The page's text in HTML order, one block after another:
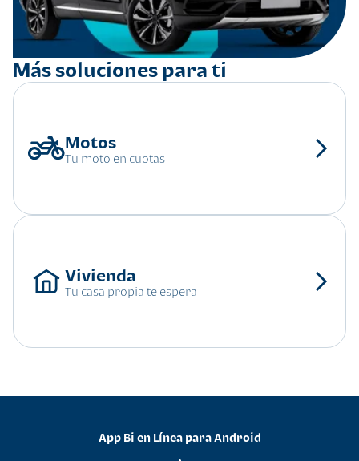
Más soluciones para ti
Tu moto en cuotas
Tu casa propia te espera
App Bi en Línea para Android